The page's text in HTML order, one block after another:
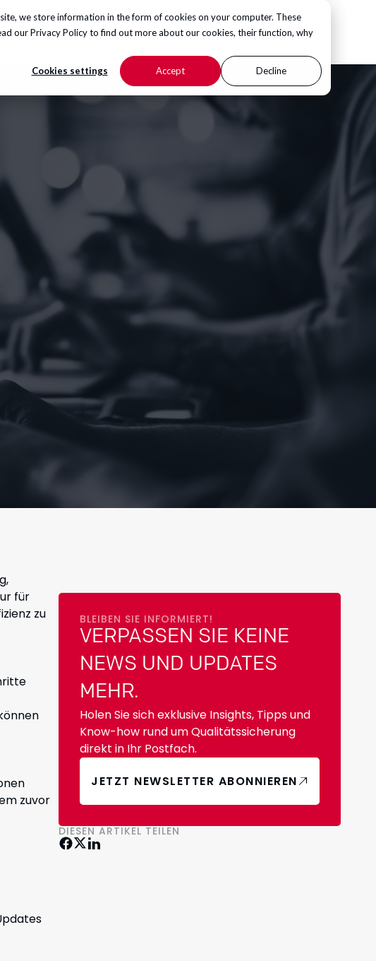
we store information in the form of cookies on your computer. These
ourPrivacy Policyto find out more about our cookies, their function, why
Cookies settings Accept Decline
Info-Hub KONTAKT
für
zu
zuvor
BLEIBEN SIE INFORMIERT!
VERPASSEN SIE KEINE
NEWS UND UPDATES
MEHR.
Holen Sie sich exklusive Insights, Tipps und
Know-how rund um Qualitätssicherung
direkt in Ihr Postfach.
JETZT NEWSLETTER ABONNIEREN
DIESEN ARTIKEL TEILEN